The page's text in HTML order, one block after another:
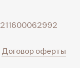
Договор оферты